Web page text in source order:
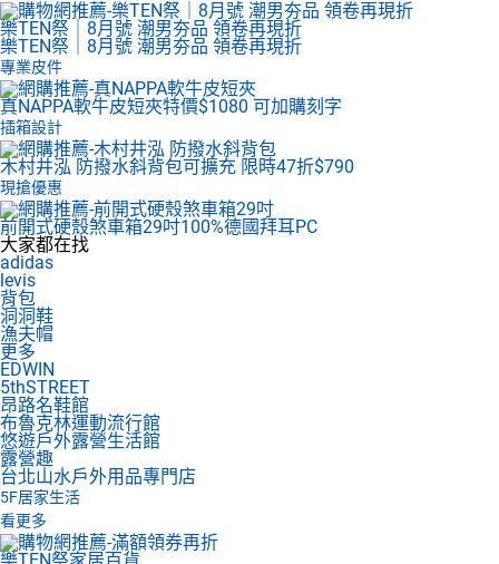
樂TEN祭｜8月號 潮男夯品 領卷再現折
樂TEN祭｜8月號 潮男夯品 領卷再現折
專業皮件
真NAPPA軟牛皮短夾特價$1080 可加購刻字
插箱設計
木村井泓 防撥水斜背包可擴充 限時47折$790
現搶優惠
前開式硬殼煞車箱29吋100%德國拜耳PC
大家都在找
adidas
levis
背包
洞洞鞋
漁夫帽
更多
EDWIN
5thSTREET
昂路名鞋館
布魯克林運動流行館
悠遊戶外露營生活館
露營趣
台北山水戶外用品專門店
5F居家生活
看更多
樂TEN祭家居百貨